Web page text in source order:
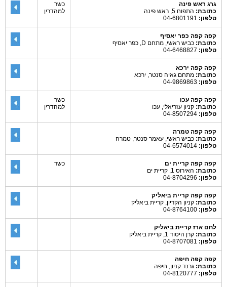
גרג ראש פינה
כתובת: התפוח 5, ראש פינה
טלפון:
כשר
למהדרין
קפה קפה כפר יאסיף
כתובת: כביש ראשי, מתחם D, כפר יאסיף
טלפון:
קפה קפה ירכא
כתובת: מתחם גאיה סנטר, ירכא
טלפון:
קפה קפה עכו
כתובת: קניון עזריאלי, עכו
טלפון:
כשר
למהדרין
קפה קפה טמרה
כתובת: כביש ראשי, עאמר סנטר, טמרה
טלפון:
קפה קפה קריית ים
כתובת: האירוס 1, קריית ים
טלפון:
כשר
קפה קפה קריית ביאליק
כתובת: קניון הקריון, קריית ביאליק
טלפון:
לחם ארז קריית ביאליק
כתובת: קרן היסוד 1, קריית ביאליק
טלפון:
קפה קפה חיפה
כתובת: גרנד קניון, חיפה
טלפון: